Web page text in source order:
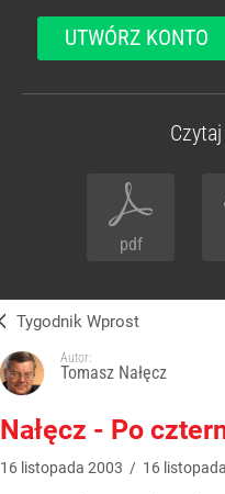
UTWÓRZ KONTO
pdf
Tygodnik Wprost
Autor:
Tomasz Nałęcz
Nałęcz - Po
16 listopada 2003 / 16 listopada